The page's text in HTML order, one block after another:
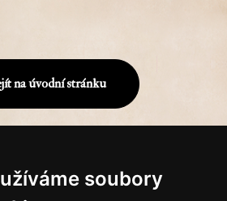
soubory
na úvodní stránku